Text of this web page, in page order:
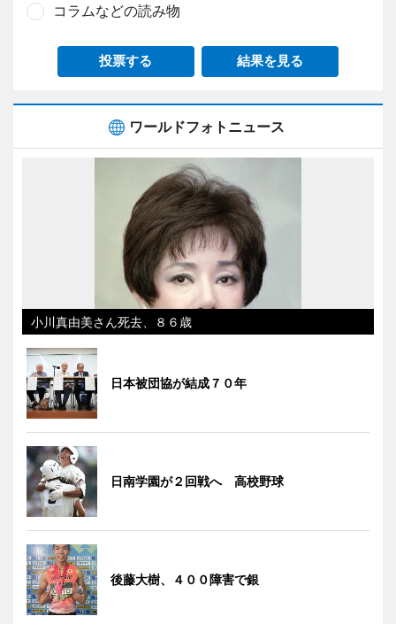
コラムなどの読み物
投票する 結果を見る
ワールドフォトニュース
小川真由美さん死去、８６歳
日本被団協が結成７０年
日南学園が２回戦へ 高校野球
後藤大樹、４００障害で銀